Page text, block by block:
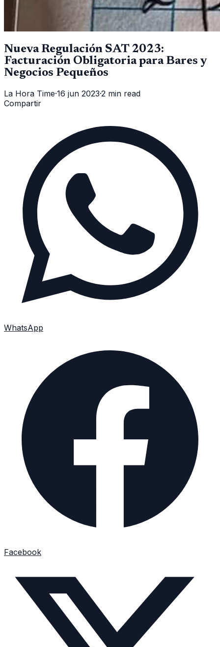
Nueva Regulación SAT 2023:
Facturación Obligatoria para Bares y
Negocios Pequeños
La Hora Time·16 jun 2023·2 min read
Compartir
WhatsApp
Facebook